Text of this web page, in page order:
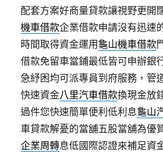
配套方案好商量貸款讓視野更開
機車借款企業借款申請沒有迅速
時間取得資金運用 龜山機車借款
借款免留車當鋪最低皆可申辦銀
急紓困均可派專員到府服務，管
快速資金八里汽車借款換現金放
過件您快速簡單便利低利息龜山
車貸款解憂的當舖五股當舖為優
企業周轉息低國際認證來補足資